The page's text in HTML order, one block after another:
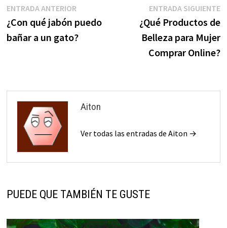
Navegación
de
entradas
ENTRADA ANTERIOREntrada
anterior:
¿Con qué jabón puedo
bañar a un gato?
ENTRADA SIGUIENTE
¿Qué Productos de
Belleza para Mujer
Comprar Online?
Aiton
Ver todas las entradas de Aiton →
PUEDE QUE TAMBIÉN TE GUSTE